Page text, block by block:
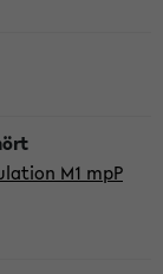
M1 mpP